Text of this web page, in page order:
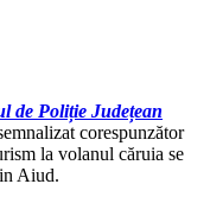
de Poliție Județean
corespunzător
la volanul căruia se
Aiud.